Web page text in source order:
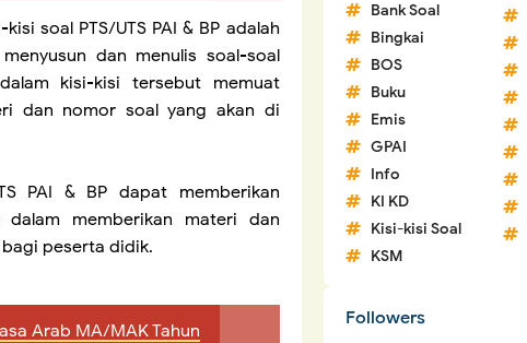
soal PTS/UTS PAI & BP adalah
dan menulis soal-soal
kisi-kisi tersebut memuat
dan nomor soal yang akan di
PAI & BP dapat memberikan
memberikan materi dan
peserta didik.
Arab MA/MAK Tahun
Bank Soal
Bingkai
BOS
Buku
Emis
GPAI
Info
KI KD
Kisi-kisi Soal
KSM
Followers